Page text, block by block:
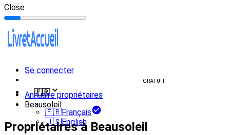
Close
Se connecter
GRATUIT
🇫🇷
🇫🇷Français
🇺🇸English
Annuaire propriétaires
Beausoleil
Propriétaires à Beausoleil